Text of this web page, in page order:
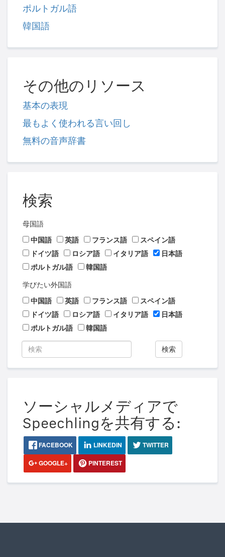
ポルトガル語
韓国語
その他のリソース
基本の表現
最もよく使われる言い回し
無料の音声辞書
検索
母国語
中国語
英語 フランス語
スペイン語
ドイツ語
ロシア語 イタリア語
日本語
ポルトガル語
韓国語
学びたい外国語
中国語
英語 フランス語
スペイン語
ドイツ語
ロシア語 イタリア語
日本語
ポルトガル語
韓国語
検索
ソーシャルメディアで
Speechlingを共有する:
FACEBOOK LINKEDIN
TWITTER
GOOGLE+
PINTEREST